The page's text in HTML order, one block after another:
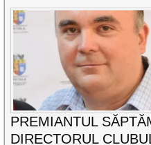
PREMIANTUL
DIRECTORUL